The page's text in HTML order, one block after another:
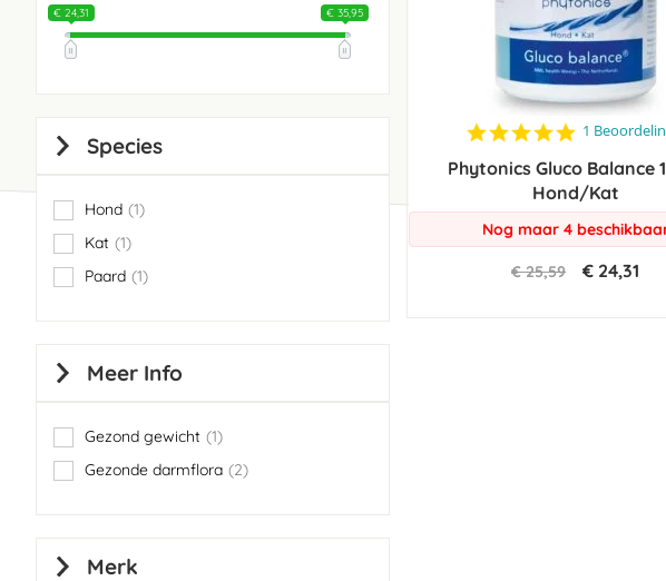
5.0
rating
1
Phytonics Gluco Balance
Hond/Kat
Nog maar 4
€ 25,59 € 24,31
€ 24,31 € 35,95
Species
Hond 1
item
Kat 1
item
Paard 1
item
Meer Info
Gezond gewicht 1
item
Gezonde darmflora
2
items
Merk